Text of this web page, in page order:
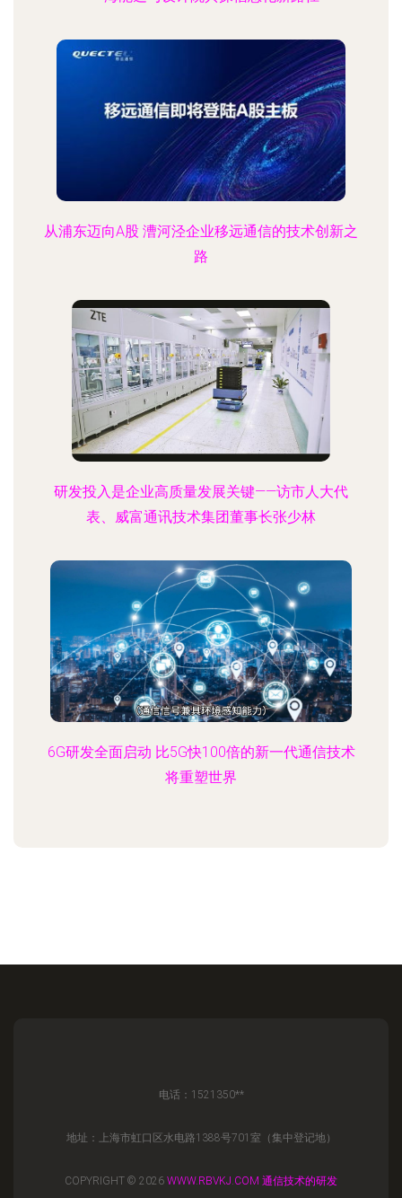
从浦东迈向A股 漕河泾企业移远通信的技术创新之
路
研发投入是企业高质量发展关键——访市人大代
表、威富通讯技术集团董事长张少林
6G研发全面启动 比5G快100倍的新一代通信技术
将重塑世界
电话：1521350**
地址：上海市虹口区水电路1388号701室（集中登记地）
COPYRIGHT © 2026 WWW.RBVKJ.COM 通信技术的研发